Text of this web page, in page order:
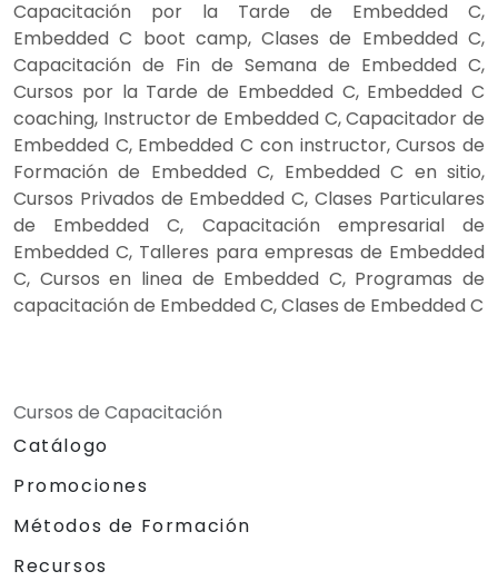
Capacitación por la Tarde de Embedded C,
Embedded C boot camp, Clases de Embedded C,
Capacitación de Fin de Semana de Embedded C,
Cursos por la Tarde de Embedded C, Embedded C
coaching, Instructor de Embedded C, Capacitador de
Embedded C, Embedded C con instructor, Cursos de
Formación de Embedded C, Embedded C en sitio,
Cursos Privados de Embedded C, Clases Particulares
de Embedded C, Capacitación empresarial de
Embedded C, Talleres para empresas de Embedded
C, Cursos en linea de Embedded C, Programas de
capacitación de Embedded C, Clases de Embedded C
Cursos de Capacitación
Catálogo
Promociones
Métodos de Formación
Recursos